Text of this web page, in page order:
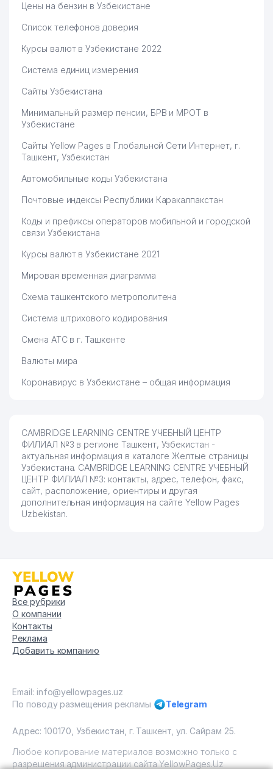
МИНИСТЕРСТВО ВНУТРЕННИХ
(МВД)
ООО
63 МУСААИС ООО
64
INTERCONCEPTS
INTERCORPORATED
PREMIUM COFFEE PROJECT
ООО
Цены на бензин в Узбекистане
Список телефонов доверия
Курсы валют в Узбекистане 2022
Система единиц измерения
Сайты Узбекистана
Минимальный размер пенсии, БРВ и МРОТ в
Узбекистане
Сайты Yellow Pages в Глобальной Сети Интернет, г.
Ташкент, Узбекистан
Автомобильные коды Узбекистана
Почтовые индексы Республики Каракалпакстан
Коды и префиксы операторов мобильной и городской
связи Узбекистана
Курсы валют в Узбекистане 2021
Мировая временная диаграмма
Схема ташкентского метрополитена
Система штрихового кодирования
Смена АТС в г. Ташкенте
Валюты мира
Коронавирус в Узбекистане – общая информация
CAMBRIDGE LEARNING CENTRE УЧЕБНЫЙ ЦЕНТР
ФИЛИАЛ №3 в регионе Ташкент, Узбекистан -
актуальная информация в каталоге Желтые страницы
Узбекистана. CAMBRIDGE LEARNING CENTRE УЧЕБНЫЙ
ЦЕНТР ФИЛИАЛ №3: контакты, адрес, телефон, факс,
сайт, расположение, ориентиры и другая
дополнительная информация на сайте Yellow Pages
Uzbekistan.
Все рубрики
О компании
Контакты
Реклама
Добавить компанию
Email: info@yellowpages.uz
По поводу размещения рекламы
Telegram
Адрес: 100170, Узбекистан, г. Ташкент, ул. Сайрам 25.
Любое копирование материалов возможно только с
разрешения администрации сайта YellowPages.Uz